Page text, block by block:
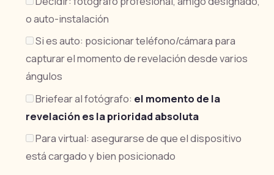
o auto-instalación
Si es auto: posicionar teléfono/cámara para
capturar el momento de revelación desde varios
ángulos
Briefear al fotógrafo: el momento de la
revelación es la prioridad absoluta
Para virtual: asegurarse de que el dispositivo
está cargado y bien posicionado